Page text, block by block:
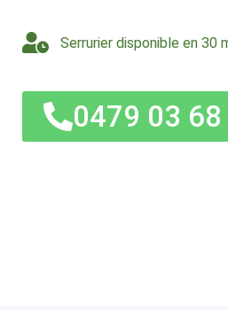
Serrurier disponible en 30
0479 03 68